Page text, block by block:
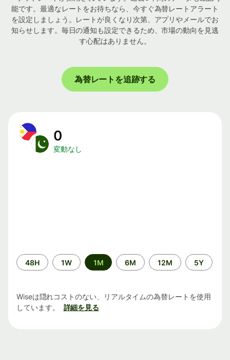
能です。最適なレートをお待ちなら、今すぐ為替レートアラート
を設定しましょう。レートが良くなり次第、アプリやメールでお
知らせします。毎日の通知も設定できるため、市場の動向を見逃
す心配はありません。
為替レートを追跡する
0
変動なし
期
間
48H 1W 1M 6M 12M 5Y
Wiseは隠れコストのない、リアルタイムの為替レートを使用
しています。
詳細を見る